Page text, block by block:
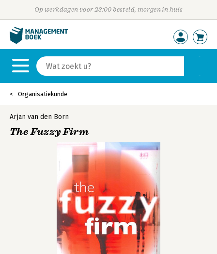
Op werkdagen voor 23:00 besteld, morgen in huis
Organisatiekunde
Arjan van den Born
The Fuzzy Firm